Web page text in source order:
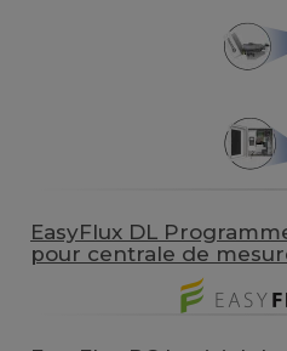
EasyFlux DL
pour centrale de